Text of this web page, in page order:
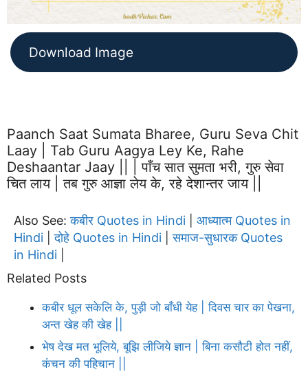
Download Image
Paanch Saat Sumata Bharee, Guru Seva Chit
Laay | Tab Guru Aagya Ley Ke, Rahe
Deshaantar Jaay || | पाँच सात सुमता भरी, गुरु सेवा
चित लाय | तब गुरु आज्ञा लेय के, रहे देशान्तर जाय ||
Also See:कबीर Quotes in Hindi
आध्यात्म Quotes in
Hindi |दोहे Quotes in Hindi |समाज-सुधारक Quotes
in Hindi
Related Posts
कबीर धूल सकेलि के, पुड़ी जो बाँधी येह | दिवस चार का पेखना,
अन्त खेह की खेह ||
भेष देख मत भूलिये, बूझि लीजिये ज्ञान | बिना कसौटी होत नहीं,
कंचन की पहिचान ||